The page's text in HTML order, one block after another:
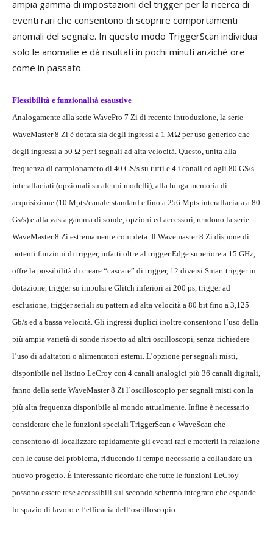
ampia gamma di impostazioni del trigger per la ricerca di
eventi rari che consentono di scoprire comportamenti
anomali del segnale. In questo modo TriggerScan individua
solo le anomalie e dà risultati in pochi minuti anziché ore
come in passato.
Flessibilità e funzionalità esaustive
Analogamente alla serie WavePro 7 Zi di recente introduzione, la serie
WaveMaster 8 Zi è dotata sia degli ingressi a 1 MΩ per uso generico che
degli ingressi a 50 Ω per i segnali ad alta velocità. Questo, unita alla
frequenza di campionameto di 40 GS/s su tutti e 4 i canali ed agli 80 GS/s
interallaciati (opzionali su alcuni modelli), alla lunga memoria di
acquisizione (10 Mpts/canale standard e fino a 256 Mpts interallaciata a 80
Gs/s) e alla vasta gamma di sonde, opzioni ed accessori, rendono la serie
WaveMaster 8 Zi estremamente completa. Il Wavemaster 8 Zi dispone di
potenti funzioni di trigger, infatti oltre al trigger Edge superiore a 15 GHz,
offre la possibilità di creare “cascate” di trigger, 12 diversi Smart trigger in
dotazione, trigger su impulsi e Glitch inferiori ai 200 ps, trigger ad
esclusione, trigger seriali su pattern ad alta velocità a 80 bit fino a 3,125
Gb/s ed a bassa velocità. Gli ingressi duplici inoltre consentono l’uso della
più ampia varietà di sonde rispetto ad altri oscilloscopi, senza richiedere
l’uso di adattatori o alimentatori esterni. L’opzione per segnali misti,
disponibile nel listino LeCroy con 4 canali analogici più 36 canali digitali,
fanno della serie WaveMaster 8 Zi l’oscilloscopio per segnali misti con la
più alta frequenza disponibile al mondo attualmente. Infine è necessario
considerare che le funzioni speciali TriggerScan e WaveScan che
consentono di localizzare rapidamente gli eventi rari e metterli in relazione
con le cause del problema, riducendo il tempo necessario a collaudare un
nuovo progetto. È interessante ricordare che tutte le funzioni LeCroy
possono essere rese accessibili sul secondo schermo integrato che espande
lo spazio di lavoro e l’efficacia dell’oscilloscopio.